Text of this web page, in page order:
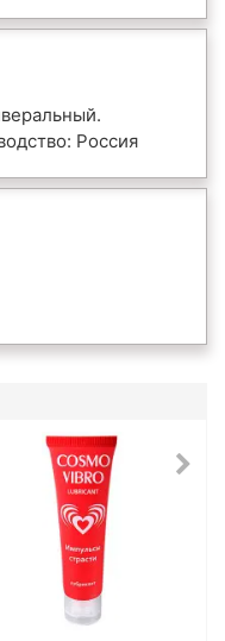
Россия